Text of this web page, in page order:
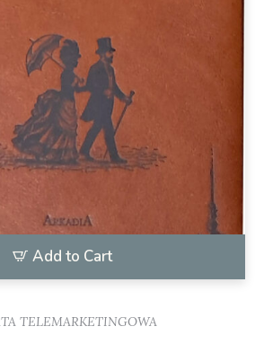
Add to Cart
TELEMARKETINGOWA